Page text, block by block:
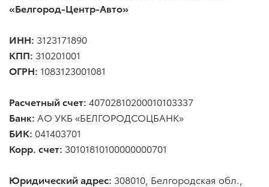
«Белгород-Центр-Авто»
ИНН: 3123171890
КПП: 310201001
ОГРН: 1083123001081
Расчетный счет: 40702810200010103337
Банк: АО УКБ «БЕЛГОРОДСОЦБАНК»
БИК: 041403701
Корр. счет: 30101810100000000701
Юридический адрес: 308010, Белгородская обл.,